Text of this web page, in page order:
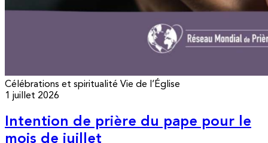
Célébrations et spiritualité Vie de l’Église
1 juillet 2026
Intention de prière du pape pour le
mois de juillet